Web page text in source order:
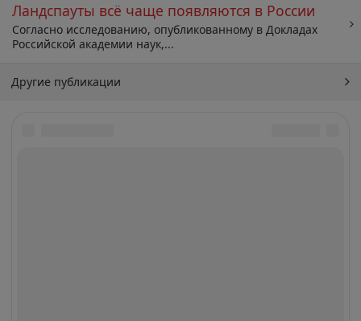
Ландспауты всё чаще появляются в России
Согласно исследованию, опубликованному в Докладах
Российской академии наук,...
Другие публикации